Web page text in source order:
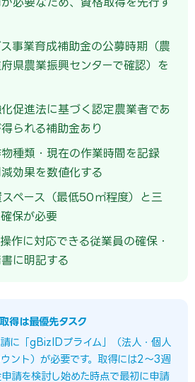
事業育成補助金の公募時期（農
県農業振興センターで確認）を
促進法に基づく認定農業者であ
られる補助金あり
種類・現在の作業時間を記録
効果を数値化する
ペース（最低50㎡程度）と三
保が必要
作に対応できる従業員の確保・
に明記する
得は最優先タスク
に「gBizIDプライム」（法人・個人
ント）が必要です。取得には2〜3週
請を検討し始めた時点で最初に申請